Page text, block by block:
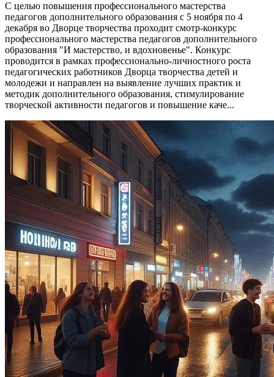
С целью повышения профессионального мастерства
педагогов дополнительного образования с 5 ноября по 4
декабря во Дворце творчества проходит смотр-конкурс
профессионального мастерства педагогов дополнительного
образования "И мастерство, и вдохновенье". Конкурс
проводится в рамках профессионально-личностного роста
педагогических работников Дворца творчества детей и
молодежи и направлен на выявление лучших практик и
методик дополнительного образования, стимулирование
творческой активности педагогов и повышение каче...